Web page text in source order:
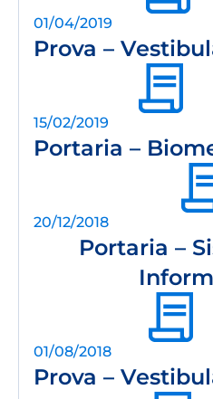
01/04/2019
Prova –
15/02/2019
Portaria –
20/12/2018
Portaria –
01/08/2018
Prova –